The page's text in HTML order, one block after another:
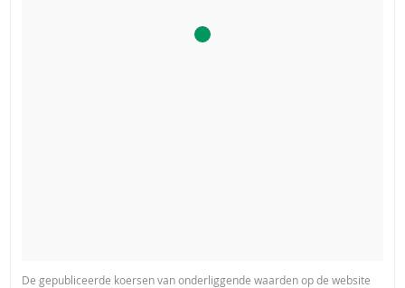
De gepubliceerde koersen van onderliggende waarden op de website